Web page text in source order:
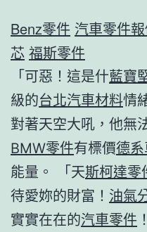
Benz零件 汽車零件
芯 福斯零件
「可惡！這是什藍寶
級的台北汽車材料情
對著天空大吼，他無
BMW零件有標價德
能量。 「天斯柯達零
待愛妳的財富！ 油氣
實實在在的汽車零件